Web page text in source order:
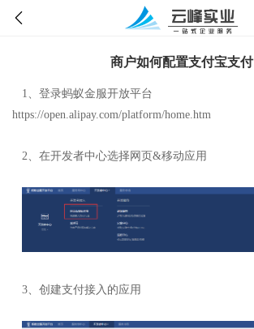
商户如何配置支付宝支付
1、登录蚂蚁金服开放平台
https://open.alipay.com/platform/home.htm
2、在开发者中心选择网页&移动应用
3、创建支付接入的应用